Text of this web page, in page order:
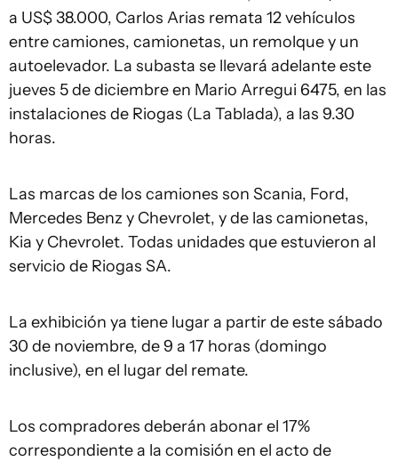
a US$ 38.000, Carlos Arias remata 12 vehículos
entre camiones, camionetas, un remolque y un
autoelevador. La subasta se llevará adelante este
jueves 5 de diciembre en Mario Arregui 6475, en las
instalaciones de Riogas (La Tablada), a las 9.30
horas.
Las marcas de los camiones son Scania, Ford,
Mercedes Benz y Chevrolet, y de las camionetas,
Kia y Chevrolet. Todas unidades que estuvieron al
servicio de Riogas SA.
La exhibición ya tiene lugar a partir de este sábado
30 de noviembre, de 9 a 17 horas (domingo
inclusive), en el lugar del remate.
Los compradores deberán abonar el 17%
correspondiente a la comisión en el acto de